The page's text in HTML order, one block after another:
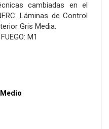
cambiadas en el
Láminas de Control
Gris Media.
M1